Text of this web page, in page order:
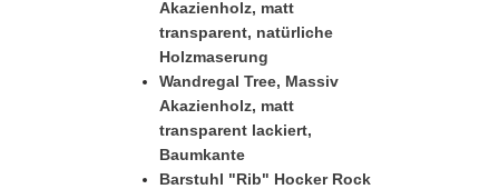
Akazienholz, matt
transparent, natürliche
Holzmaserung
Wandregal Tree, Massiv
Akazienholz, matt
transparent lackiert,
Baumkante
Barstuhl "Rib" Hocker Rock